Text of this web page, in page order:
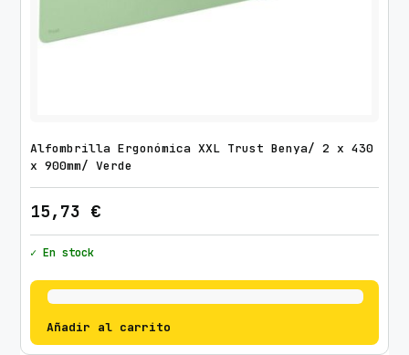
Alfombrilla Ergonómica XXL Trust Benya/ 2 x 430
x 900mm/ Verde
15,73 €
✓ En stock
Añadir al carrito